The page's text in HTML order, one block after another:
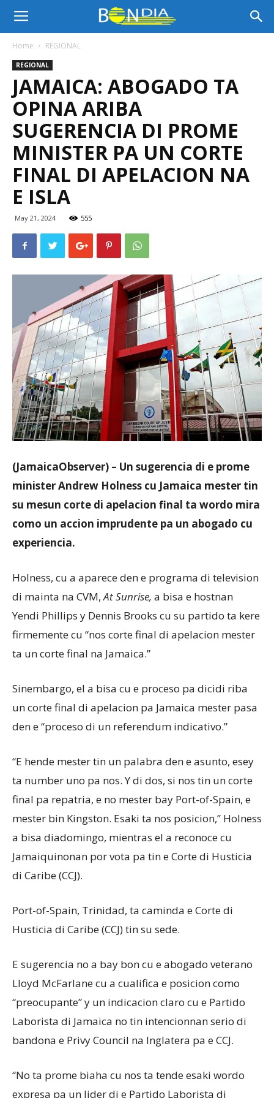
Bon
Dia
Aruba
Noticia
Home REGIONAL
REGIONAL
JAMAICA: ABOGADO TA
OPINA ARIBA
SUGERENCIA DI PROME
MINISTER PA UN CORTE
FINAL DI APELACION NA
E ISLA
May 21, 2024 555
(JamaicaObserver) – Un sugerencia di e prome
minister Andrew Holness cu Jamaica mester tin
su mesun corte di apelacion final ta wordo mira
como un accion imprudente pa un abogado cu
experiencia.
Holness, cu a aparece den e programa di television
di mainta na CVM,At Sunrise, a bisa e hostnan
Yendi Phillips y Dennis Brooks cu su partido ta kere
firmemente cu “nos corte final di apelacion mester
ta un corte final na Jamaica.”
Sinembargo, el a bisa cu e proceso pa dicidi riba
un corte final di apelacion pa Jamaica mester pasa
den e “proceso di un referendum indicativo.”
“E hende mester tin un palabra den e asunto, esey
ta number uno pa nos. Y di dos, si nos tin un corte
final pa repatria, e no mester bay Port-of-Spain, e
mester bin Kingston. Esaki ta nos posicion,” Holness
a bisa diadomingo, mientras el a reconoce cu
Jamaiquinonan por vota pa tin e Corte di Husticia
di Caribe (CCJ).
Port-of-Spain, Trinidad, ta caminda e Corte di
Husticia di Caribe (CCJ) tin su sede.
E sugerencia no a bay bon cu e abogado veterano
Lloyd McFarlane cu a cualifica e posicion como
“preocupante” y un indicacion claro cu e Partido
Laborista di Jamaica no tin intencionnan serio di
bandona e Privy Council na Inglatera pa e CCJ.
“No ta prome biaha cu nos ta tende esaki wordo
expresa pa un lider di e Partido Laborista di